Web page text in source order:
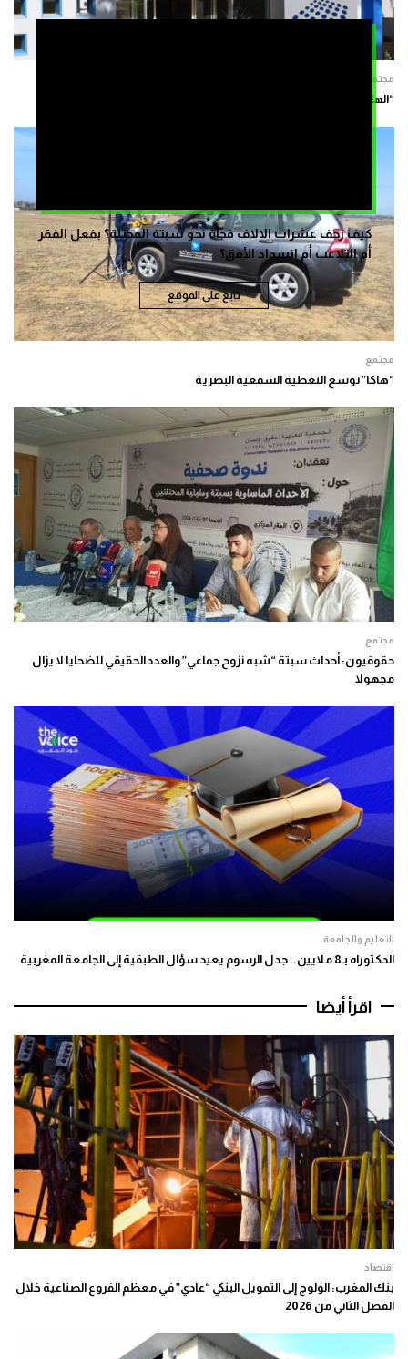
كيف زحف عشرات الالاف فجأة نحو سبتة المحتلة؟ بفعل الفقر
أم التلاعب أم انسداد الأفق؟
تابع على الموقع
مجتمع
“الهاكا” ترصد تراجع الصور النمطية للمرأة في الوصلات الإشهارية
مجتمع
“هاكا” توسع التغطية السمعية البصرية
مجتمع
حقوقيون: أحداث سبتة “شبه نزوح جماعي” والعدد الحقيقي للضحايا لا يزال
مجهولا
التعليم والجامعة
الدكتوراه بـ8 ملايين.. جدل الرسوم يعيد سؤال الطبقية إلى الجامعة المغربية
اقرأ أيضا
اقتصاد
بنك المغرب: الولوج إلى التمويل البنكي “عادي” في معظم الفروع الصناعية خلال
الفصل الثاني من 2026